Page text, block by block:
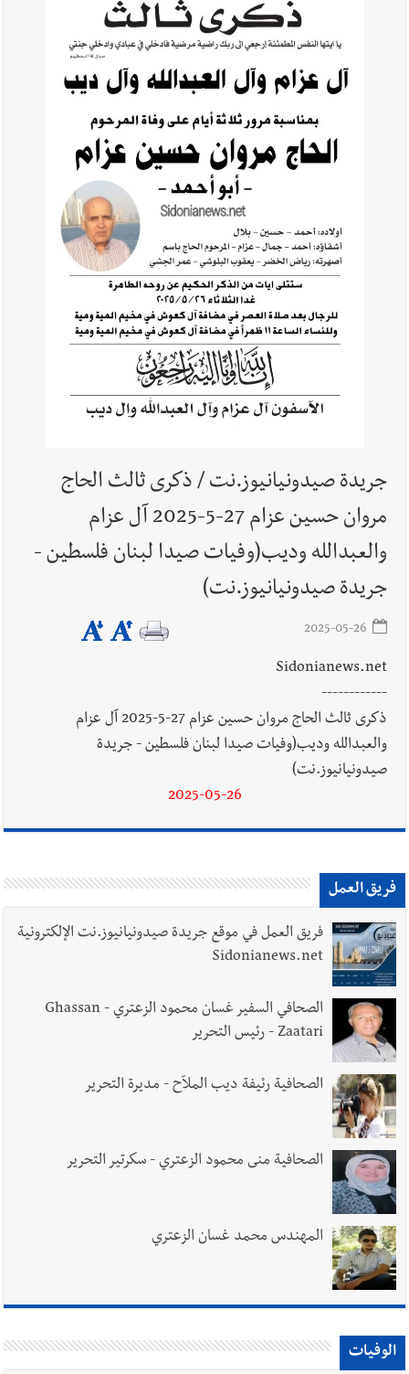
روابط القطاع العام : إضراب الاثنين احتجاجا على
تقسيط المفعول الرجعي
خلفيات توقيف السفير الفلسطيني السابق أشرف دبور:
تداخل السياسة بالقضاء ولبنان قد يسلّمه إلى السلطة
حراك ديبلوماسي للتجديد لـ اليونيفيل .. مسؤول غربي
يُحذّر من الفراغ !
ليلة سقوط رياض سلامة... هل ننتظر الحقيقة؟
جريدة صيدونيانيوز.نت / ذكرى ثالث الحاج
مروان حسين عزام 27-5-2025 آل عزام
والعبدالله وديب(وفيات صيدا لبنان فلسطين -
جريدة صيدونيانيوز.نت)
Sidonianews.net
------------
ذكرى ثالث الحاج مروان حسين عزام 27-5-2025 آل عزام
والعبدالله وديب(وفيات صيدا لبنان فلسطين - جريدة
صيدونيانيوز.نت)
2025-05-26
فريق العمل
فريق العمل في موقع جريدة صيدونيانيوز.نت الإلكترونية
Sidonianews.net
الصحافي السفير غسان محمود الزعتري - Ghassan
Zaatari - رئيس التحرير
الصحافية رئيفة ديب الملاّح - مديرة التحرير
الصحافية منى محمود الزعتري - سكرتير التحرير
المهندس محمد غسان الزعتري
الوفيات